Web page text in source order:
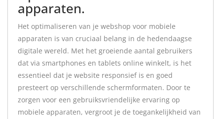
apparaten.
Het optimaliseren van je webshop voor mobiele
apparaten is van cruciaal belang in de hedendaagse
digitale wereld. Met het groeiende aantal gebruikers
dat via smartphones en tablets online winkelt, is het
essentieel dat je website responsief is en goed
presteert op verschillende schermformaten. Door te
zorgen voor een gebruiksvriendelijke ervaring op
mobiele apparaten, vergroot je de toegankelijkheid van